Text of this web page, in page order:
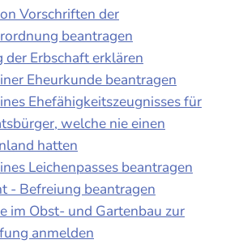
Vorschriften der
beantragen
Erbschaft erklären
Eheurkunde beantragen
Ehefähigkeitszeugnisses für
welche nie einen
hatten
Leichenpasses beantragen
- Befreiung beantragen
im Obst- und Gartenbau zur
anmelden